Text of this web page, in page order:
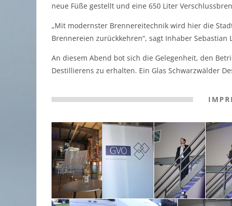
neue Füße gestellt und eine 650 Liter
„Mit modernster Brennereitechnik wird hier die
Brennereien zurückkehren“, sagt Inhaber Sebastian
An diesem Abend bot sich die Gelegenheit, den
Destillierens zu erhalten. Ein Glas Schwarzwälder